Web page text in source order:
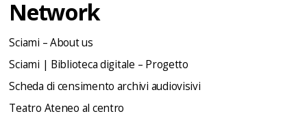
Network
Sciami – About us
Sciami | Biblioteca digitale – Progetto
Scheda di censimento archivi audiovisivi
Teatro Ateneo al centro